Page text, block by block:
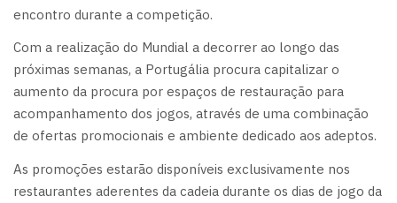
encontro durante a competição.
Com a realização do Mundial a decorrer ao longo das
próximas semanas, a Portugália procura capitalizar o
aumento da procura por espaços de restauração para
acompanhamento dos jogos, através de uma combinação
de ofertas promocionais e ambiente dedicado aos adeptos.
As promoções estarão disponíveis exclusivamente nos
restaurantes aderentes da cadeia durante os dias de jogo da